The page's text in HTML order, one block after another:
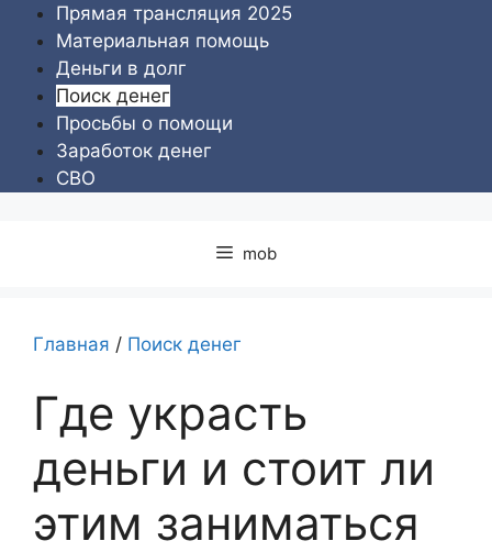
Перейти
содержимому
Прямая трансляция 2025
Материальная помощь
Деньги в долг
Поиск денег
Просьбы о помощи
Заработок денег
СВО
mob
Главная / Поиск денег
Где украсть
деньги и стоит ли
этим заниматься